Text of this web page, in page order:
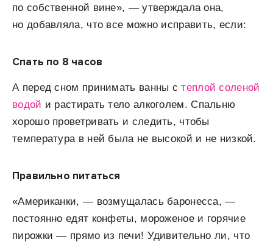
по собственной вине», — утверждала она,
но добавляла, что все можно исправить, если:
Спать по 8 часов
А перед сном принимать ванны с теплой соленой
водой и растирать тело алкоголем. Спальню
хорошо проветривать и следить, чтобы
температура в ней была не высокой и не низкой.
Правильно питаться
«Американки, — возмущалась баронесса, —
постоянно едят конфеты, мороженое и горячие
пирожки — прямо из печи! Удивительно ли, что